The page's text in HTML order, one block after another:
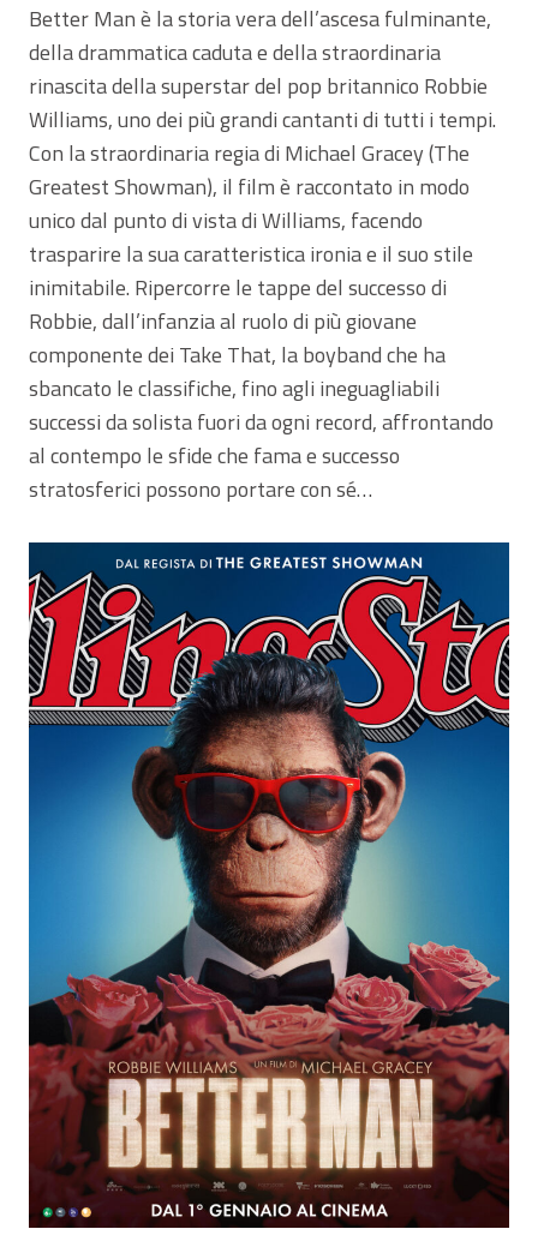
Better Man è la storia vera dell’ascesa fulminante,
della drammatica caduta e della straordinaria
rinascita della superstar del pop britannico Robbie
Williams, uno dei più grandi cantanti di tutti i tempi.
Con la straordinaria regia di Michael Gracey (The
Greatest Showman), il film è raccontato in modo
unico dal punto di vista di Williams, facendo
trasparire la sua caratteristica ironia e il suo stile
inimitabile. Ripercorre le tappe del successo di
Robbie, dall’infanzia al ruolo di più giovane
componente dei Take That, la boyband che ha
sbancato le classifiche, fino agli ineguagliabili
successi da solista fuori da ogni record, affrontando
al contempo le sfide che fama e successo
stratosferici possono portare con sé…